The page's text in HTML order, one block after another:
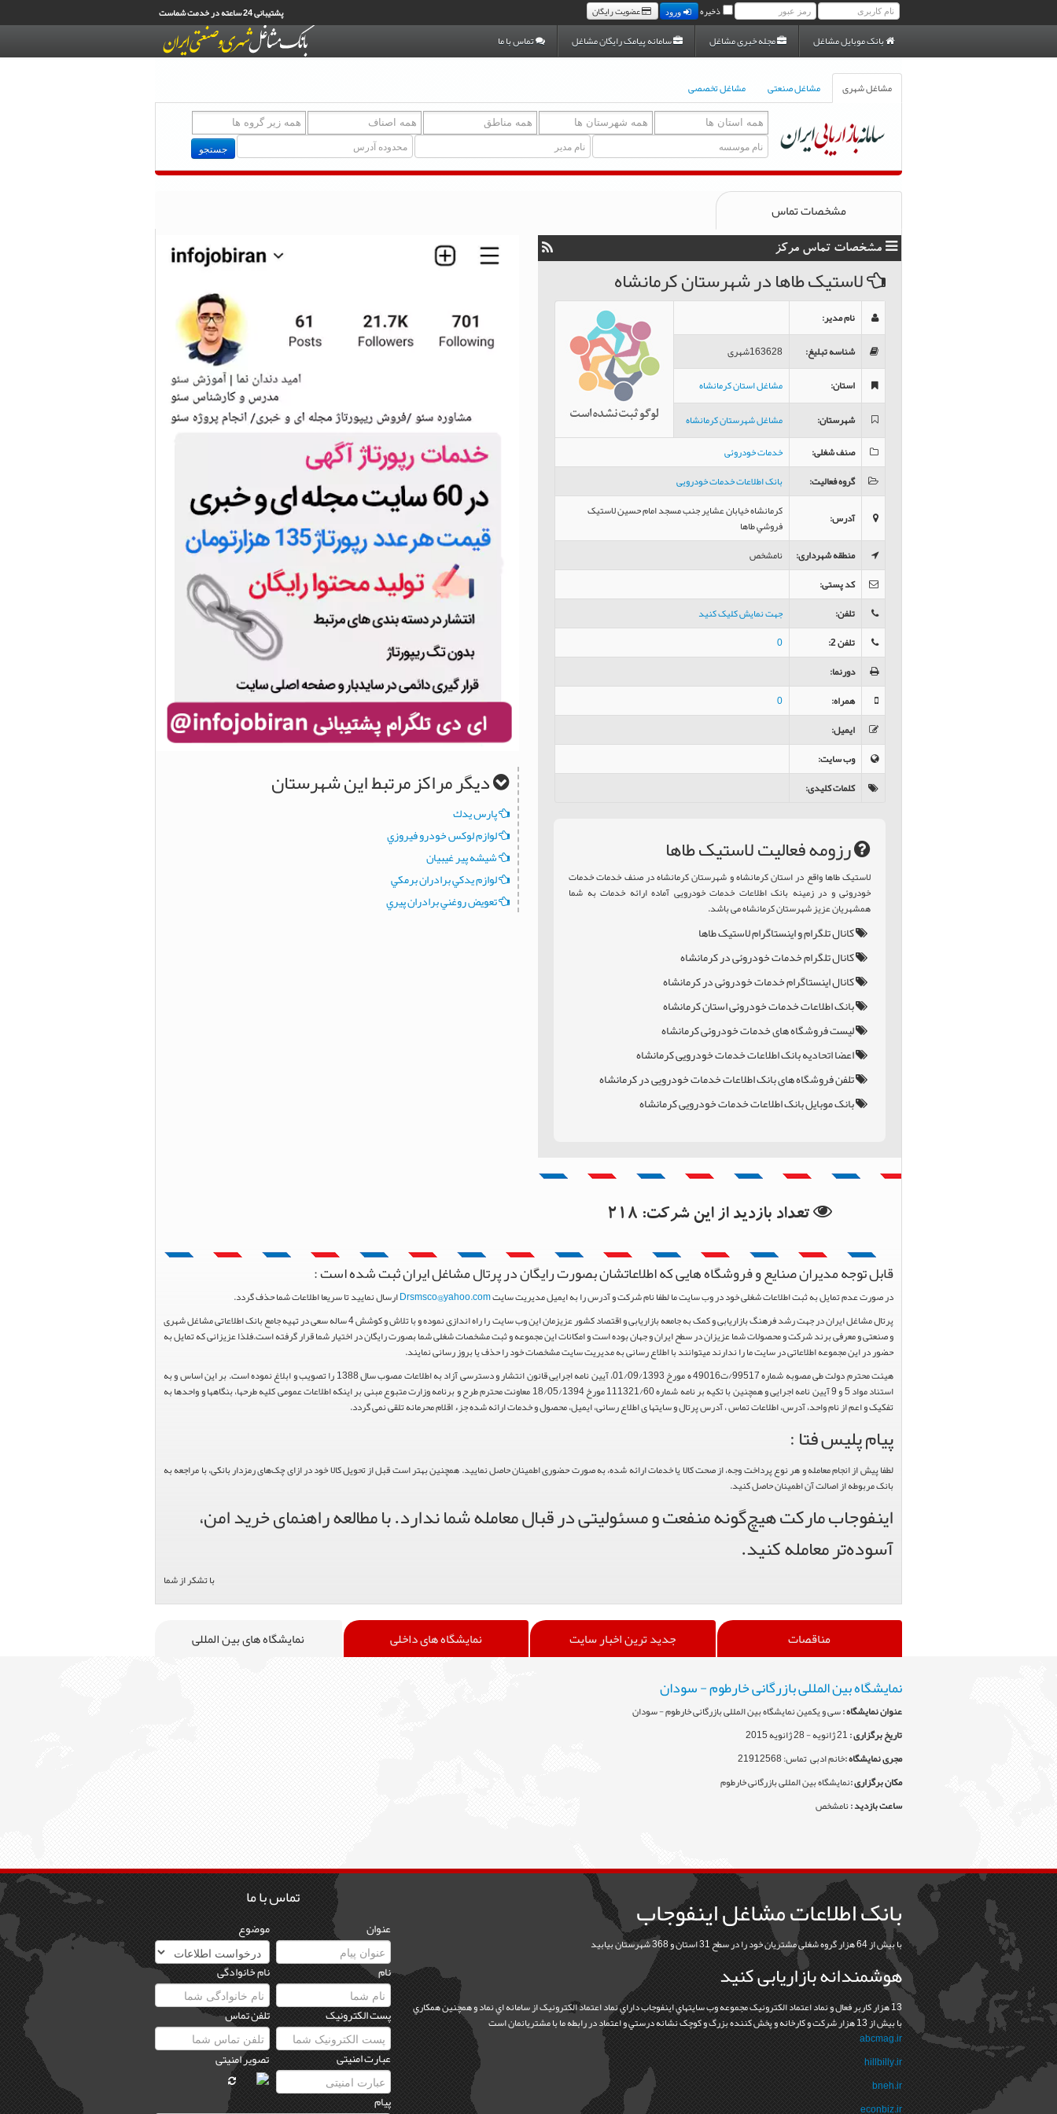
ذخیره ورود عضویت رایگان پشتیبانی 24 ساعته در خدمت شماست
بانک موبایل مشاغل مجله خبری مشاغل سامانه پیامک رایگان مشاغل تماس با ما
مشاغل شهری مشاغل صنعتی مشاغل تخصصی
جستجو
مشخصات تماس
مشخصات تماس مرکز
لاستيک طاها در شهرستان کرمانشاه
نام مدیر:
شناسه تبلیغ:
163628شهری
استان:
مشاغل استان کرمانشاه
شهرستان:
مشاغل شهرستان کرمانشاه
صنف شغلی:
خدمات خودروئی
گروه فعالیت:
بانک اطلاعات خدمات خودرویی
آدرس:
کرمانشاه خیابان عشاير جنب مسجد امام حسين لاستيک
فروشي طاها
منطقه شهرداری:
نامشخص
کد پستی:
تلفن:
جهت نمایش کلیک کنید
تلفن 2 :
0
دورنما:
همراه:
0
ایمیل:
وب سایت:
کلمات کلیدی:
رزومه فعالیت لاستيک طاها
لاستيک طاها واقع در استان کرمانشاه و شهرستان کرمانشاه در صنف خدمات خدمات
خودروئی و در زمینه بانک اطلاعات خدمات خودرویی آماده ارائه خدمات به شما
همشهریان عزیز شهرستان کرمانشاه می باشد.
کانال تلگرام و اینستاگرام لاستيک طاها
کانال تلگرام خدمات خودروئی در کرمانشاه
کانال اینستاگرام خدمات خودروئی در کرمانشاه
بانک اطلاعات خدمات خودروئی استان کرمانشاه
لیست فروشگاه های خدمات خودروئی کرمانشاه
اعضا اتحادیه بانک اطلاعات خدمات خودرویی کرمانشاه
تلفن فروشگاه های بانک اطلاعات خدمات خودرویی در کرمانشاه
بانک موبایل بانک اطلاعات خدمات خودرویی کرمانشاه
بانک اطلاعات استان کرمانشاه
بانک اطلاعات شهرستان کرمانشاه
تعداد بازدید از این شرکت: 218
دیگر مراکز مرتبط این شهرستان
پارس يدك
لوازم لوكس خودرو فيروزي
شيشه پير غيبيان
لوازم يدکي برادران برمکي
تعويض روغني برادران پيري
قابل توجه مدیران صنایع و فروشگاه هایی که اطلاعاتشان بصورت رایگان در پرتال مشاغل ایران ثبت شده است :
در صورت عدم تمایل به ثبت اطلاعات شغلی خود در وب سایت ما لطفا نام شرکت و آدرس را به ایمیل مدیریت سایتDrsmsco@yahoo.comارسال نمایید تا سریعا اطلاعات شما حذف گردد.
پرتال مشاغل ایران در جهت رشد فرهنگ بازاریابی و کمک به جامعه بازاریابی و اقتصاد کشور عزیزمان این وب سایت را راه اندازی نموده و با تلاش و کوشش 4 ساله سعی در تهیه جامع بانک اطلاعاتی مشاغل شهری
و صنعتی و معرفی برند شرکت و محصولات شما عزیزان در سطح ایران و جهان بوده است و امکانات این مجموعه و ثبت مشخصات شغلی شما بصورت رایگان در اختیار شما قرار گرفته است.فلذا عزیزانی که تمایل به
حضور در این مجموعه اطلاعاتی در سایت ما را ندارند میتوانند با اطلاع رسانی به مدیریت سایت مشخصات خود را حذف یا بروز رسانی نمایند.
هیئت محترم دولت طی مصوبه شماره 99517/ت49016 ه مورخ 01/09/1393، آیین نامه اجرایی قانون انتشار و دسترسی آزاد به اطلاعات مصوب سال 1388 را تصویب و ابلاغ نموده است. بر این اساس و به
استناد مواد 5 و 9 آیین نامه اجرایی و همچنین با تکیه بر نامه شماره 111321/60 مورخ 18/05/1394 معاونت محترم طرح و برنامه وزارت متبوع مبنی بر اینکه اطلاعات عمومی کلیه طرحها، بنگاهها و واحدها به
تفکیک و اعم از نام واحد، آدرس، اطلاعات تماس ، آدرس پرتال و سایتها ی اطلاع رسانی، ایمیل، محصول و خدمات ارائه شده جزء اقلام محرمانه تلقی نمی گردد.
پیام پلیس فتا :
لطفا پیش از انجام معامله و هر نوع پرداخت وجه، از صحت کالا یا خدمات ارائه شده، به صورت حضوری اطمینان حاصل نمایید. همچنین بهتر است قبل از تحویل کالا خود در ازای چک‌های رمزدار بانکی، با مراجعه به
بانک مربوطه از اصالت آن اطمینان حاصل کنید.
اینفوجاب مارکت هیچ‌گونه منفعت و مسئولیتی در قبال معامله شما ندارد. با مطالعه راهنمای خرید امن،
آسوده‌تر معامله کنید.
با تشکر از شما
مناقصات جدید ترین اخبار سایت نمایشگاه های داخلی نمایشگاه های بین المللی
نمایشگاه بین المللی بازرگانی خارطوم - سودان
عنوان نمایشگاه :سی و یکمین نمایشگاه بین المللی بازرگانی خارطوم - سودان
تاریخ برگزاری :
مجری نمایشگاه :خانم ادبی تماس: 21912568
مکان برگزاری :نمایشگاه بین المللی بازرگانی خارطوم
ساعت بازدید :نامشخص
بانک اطلاعات مشاغل اینفوجاب
با بیش از 64 هزار گروه شغلی مشتریان خود را در سطح 31 استان و 368 شهرستان بیابید
هوشمندانه بازاریابی کنید
13 هزار کاربر فعال و نماد اعتماد الکترونيک مجموعه وب سايتهاي اينفوجاب داراي نماد اعتماد الکترونيک از سامانه اي نماد و همچنين همکاري
با بيش از 13 هزار شرکت و کارخانه و پخش کننده بزرگ و کوچک نشانه درستي و اعتماد در رابطه ما با مشتريانمان است
abcmag.ir
hillbilly.ir
bneh.ir
econbiz.ir
تماس با ما
عنوان
موضوع
نام
نام خانوادگی
پست الکترونیک
تلفن تماس
عبارت امنیتی
تصویر امنیتی
پیام